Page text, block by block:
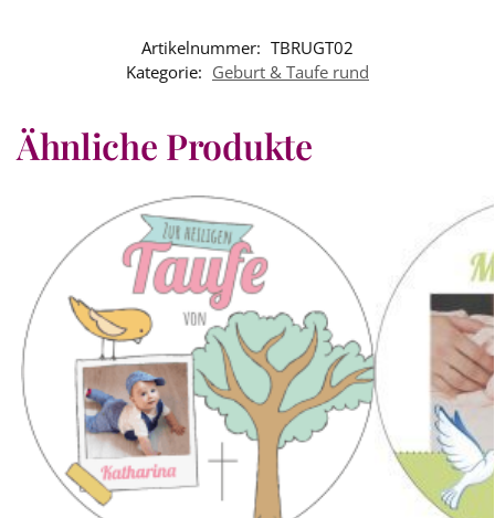
Artikelnummer: TBRUGT02
Kategorie: Geburt & Taufe rund
Ähnliche Produkte